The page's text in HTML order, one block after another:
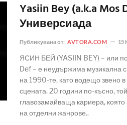
Yasiin Bey (a.k.a Mos
Универсиада
Публикувана от: AVTORA.COM 15
ЯСИН БЕЙ (YASIIN BEY) – или
Def – е неудържима музикална
на 1990-те, като водещо звено
сцената. 20 години по-късно,
главозамайваща кариера,
на отделни жанрове..